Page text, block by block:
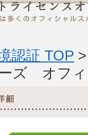
認証 TOP
ズ オフ